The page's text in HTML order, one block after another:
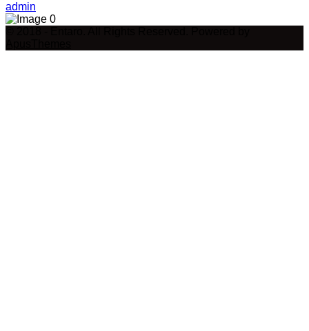
admin
0